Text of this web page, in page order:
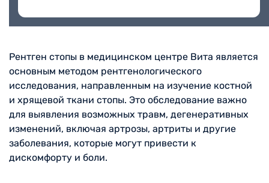
Рентген стопы в медицинском центре Вита является
основным методом рентгенологического
исследования, направленным на изучение костной
и хрящевой ткани стопы. Это обследование важно
для выявления возможных травм, дегенеративных
изменений, включая артрозы, артриты и другие
заболевания, которые могут привести к
дискомфорту и боли.